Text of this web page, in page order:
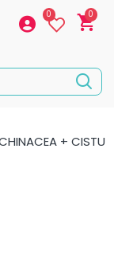
0 0
+ CISTU